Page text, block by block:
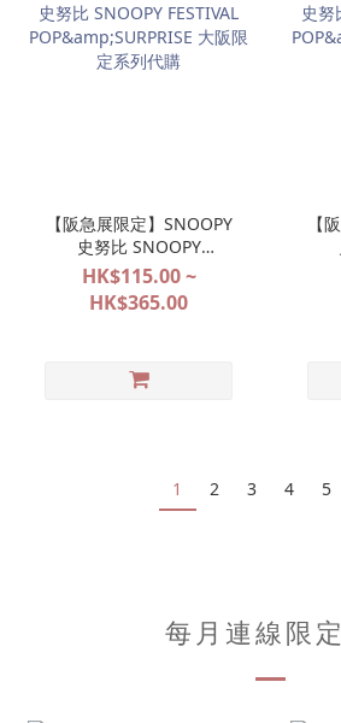
【阪急展限定】SNOOPY
史努比 SNOOPY
FESTIVAL
POP&SURPRISE 大阪限定
系列代購
HK$115.00 ~
HK$365.00
【
1 2 3 4 5
每月連線限